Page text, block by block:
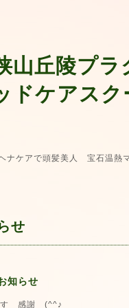
丘陵プ
ドケアスク
アで頭髪美人 宝石温熱
せ
知らせ
す 感謝 (^^♪